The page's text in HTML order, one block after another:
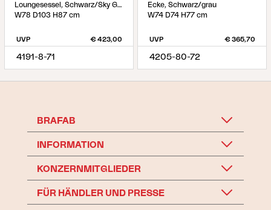
Loungesessel, Schwarz/Sky Grey
W78 D103 H87 cm
UVP € 423,00
4191-8-71
Ecke, Schwarz/grau
W74 D74 H77 cm
UVP € 365,70
4205-80-72
BRAFAB
INFORMATION
KONZERNMITGLIEDER
FÜR HÄNDLER UND PRESSE